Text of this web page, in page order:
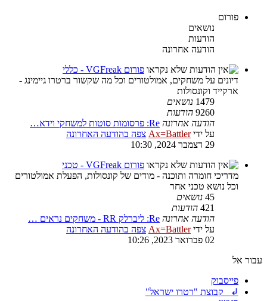
פורום
נושאים
הודעות
הודעה אחרונה
פורום VGFreak - כללי
דיונים על משחקים, אמולטורים וכל מה שקשור ברטרו גיימינג -
ארקייד וקונסולות
1479 נושאים
9260 הודעות
הודעה אחרונה Re: פרסומות סוטות למשחקי וידא…
על ידיAx=Battler צפה בהודעה האחרונה
29 דצמבר 2024, 10:30
פורום VGFreak - טכני
מדריכי חומרה ותוכנה - מודים של קונסולות, הפעלת אמולטורים
וכל נושא טכני אחר
45 נושאים
421 הודעות
הודעה אחרונה Re: ליברלק RR - משחקים נראים …
על ידיAx=Battler צפה בהודעה האחרונה
02 פברואר 2023, 10:26
עבור אל
פייסבוק
↲ קבוצת "רטרו ישראל"